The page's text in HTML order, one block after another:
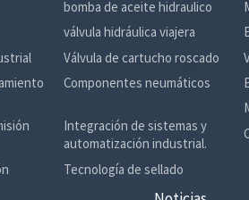
bomba de aceite hidraulico
válvula hidráulica viajera
Válvula de cartucho roscado
Componentes neumáticos
Integración de sistemas y
automatización industrial.
Tecnología de sellado